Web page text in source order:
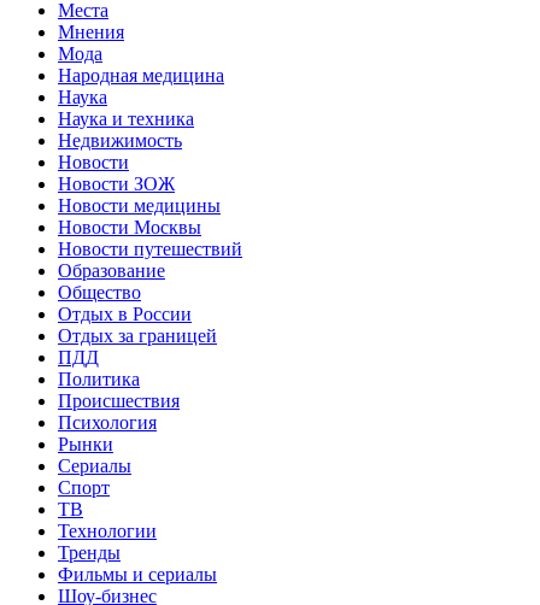
Места
Мнения
Мода
Народная медицина
Наука
Наука и техника
Недвижимость
Новости
Новости ЗОЖ
Новости медицины
Новости Москвы
Новости путешествий
Образование
Общество
Отдых в России
Отдых за границей
ПДД
Политика
Происшествия
Психология
Рынки
Сериалы
Спорт
ТВ
Технологии
Тренды
Фильмы и сериалы
Шоу-бизнес